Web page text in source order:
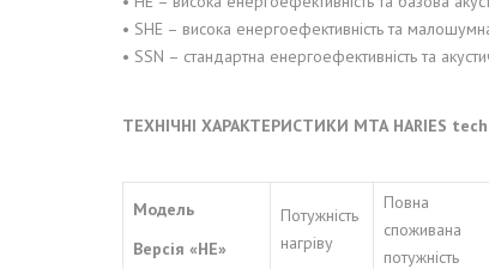
• SHE – висока енергоефективність та
• SSN – стандартна енергоефективність та
ТЕХНІЧНІ ХАРАКТЕРИСТИКИ MTA HARIES tech
Модель
Версія «HE»
Потужність
нагріву
Повна
споживана
потужність